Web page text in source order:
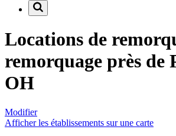
Locations de
remorquage près de
OH
Modifier
Afficher les établissements sur une carte